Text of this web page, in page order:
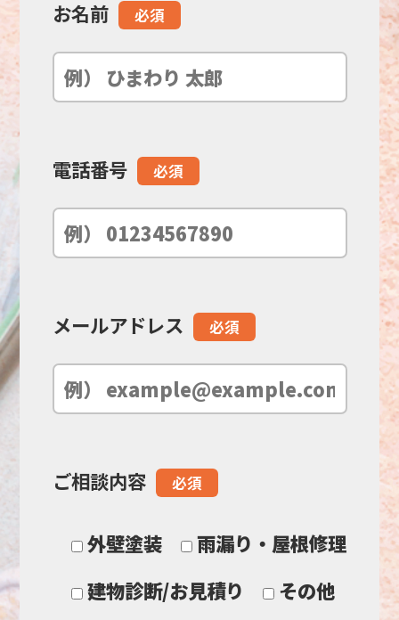
こ
の
フ
ル
空
ま
お名前 必須
電話番号 必須
メールアドレス 必須
ご相談内容 必須
外壁塗装
雨漏り・屋根修理
建物診断/お見積り
その他